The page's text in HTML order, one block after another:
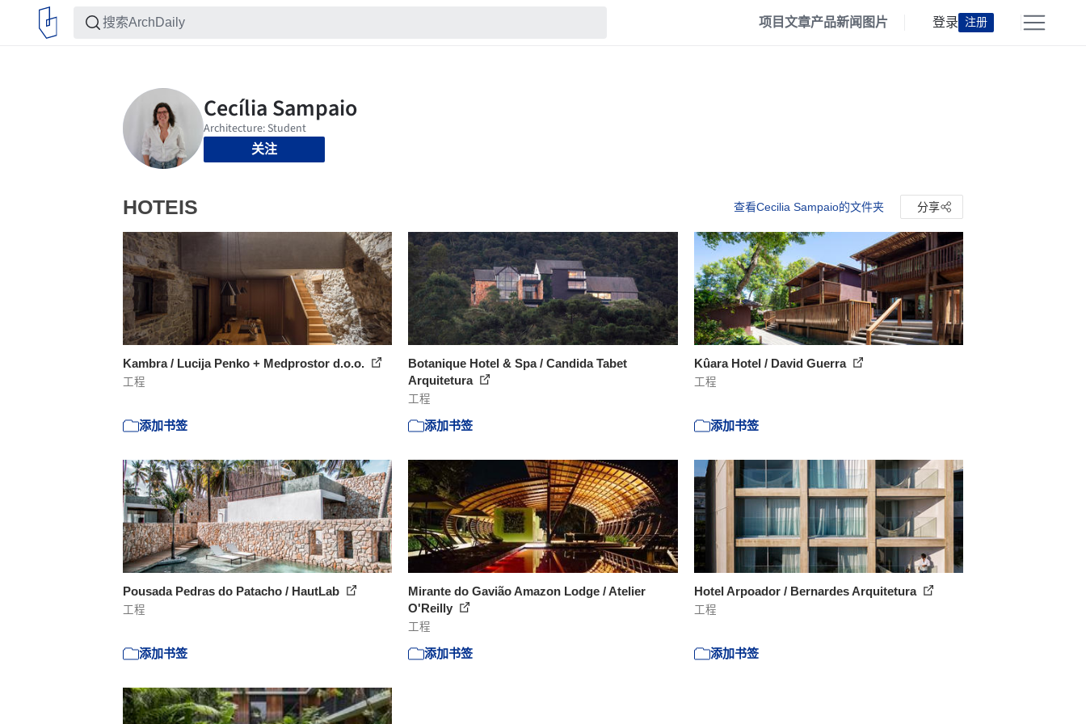
项目文章产品新闻 图片 登录 注册
关注
HOTEIS 查看Cecilia Sampaio的文件夹 分享
Kambra / Lucija Penko + Medprostor d.o.o.
工程
添加书签
Botanique Hotel & Spa / Candida Tabet
Arquitetura
工程
添加书签
Kûara Hotel / David Guerra
工程
添加书签
Pousada Pedras do Patacho / HautLab
工程
添加书签
Mirante do Gavião Amazon Lodge / Atelier
O'Reilly
工程
添加书签
Hotel Arpoador / Bernardes Arquitetura
工程
添加书签